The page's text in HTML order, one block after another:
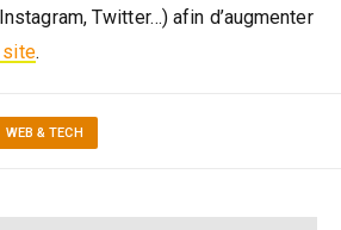
Twitter…) afin d’augmenter
site.
WEB & TECH